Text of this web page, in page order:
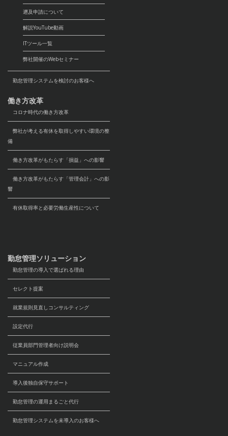
遡及申請について
解説YouTube動画
ITツール一覧
弊社開催のWebセミナー
勤怠管理システムを検討のお客様へ
働き方改革
コロナ時代の働き方改革
弊社が考える有休を取得しやすい環境の整
備
働き方改革がもたらす「損益」への影響
働き方改革がもたらす「管理会計」への影
響
有休取得率と必要労働生産性について
勤怠管理ソリューション
勤怠管理の導入で選ばれる理由
セレクト提案
就業規則見直しコンサルティング
設定代行
従業員部門管理者向け説明会
マニュアル作成
導入後独自保守サポート
勤怠管理の運用まるごと代行
勤怠管理システムを未導入のお客様へ